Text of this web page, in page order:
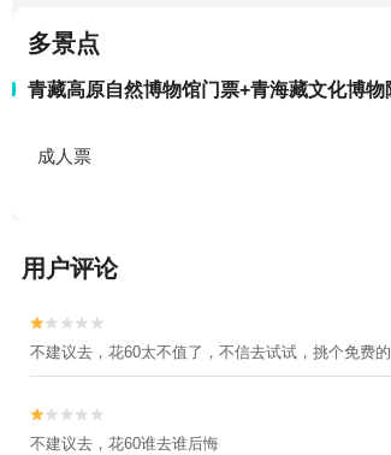
多景点
青藏高原自然博物馆门票+青海藏文化博
成人票
用户评论


不建议去，花60太不值了，不信去试试，挑个免费


不建议去，花60谁去谁后悔